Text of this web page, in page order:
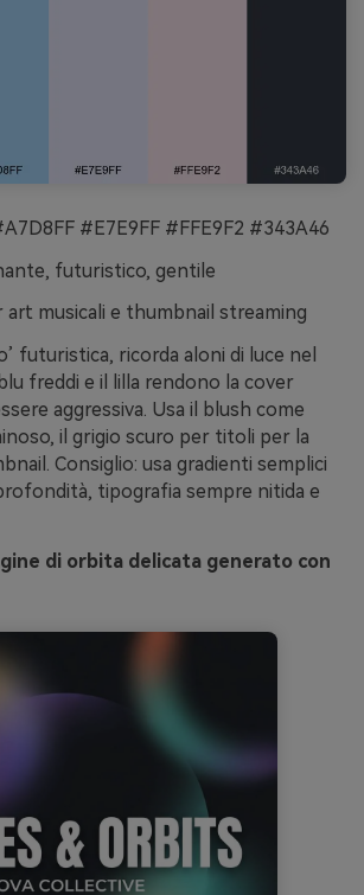
#E7E9FF #FFE9F2 #343A46
futuristico, gentile
art musicali e thumbnail streaming
futuristica, ricorda aloni di luce nel
freddi e il lilla rendono la cover
aggressiva. Usa il blush come
il grigio scuro per titoli per la
Consiglio: usa gradienti semplici
tipografia sempre nitida e
di orbita delicata generato con